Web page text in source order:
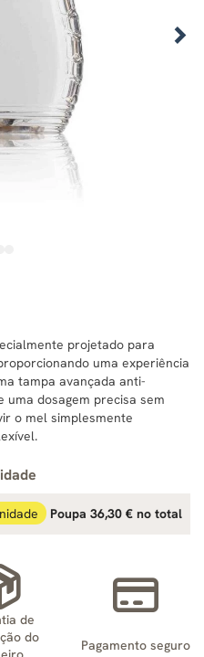
Poupa 36,30 € no total
projetado para
uma experiência
tampa avançada anti-
dosagem precisa sem
o mel simplesmente
de
do
Pagamento seguro